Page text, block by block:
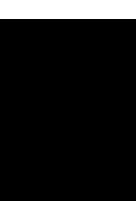
das